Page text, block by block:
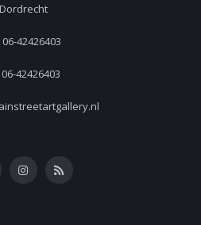
Dordrecht
06-42426403
06-42426403